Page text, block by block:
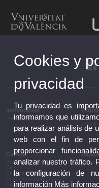
Institucional
Institucional
Cultura
Artes escénicas
Conferencias y debates
Congresos y jornadas
Exposiciones
Cookies y
privacidad
Tu privacidad es
informamos que
para realizar análisis de
web con el fin de
proporcionar
analizar nuestro tráfico.
la configuración de
información Más